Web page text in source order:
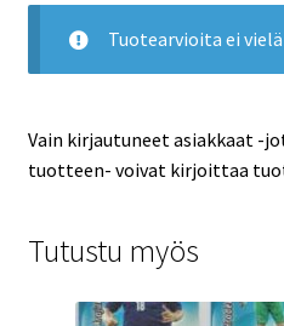
Tuotearvioita ei
Vain kirjautuneet asiakkaat -
tuotteen- voivat kirjoittaa
Tutustu myös